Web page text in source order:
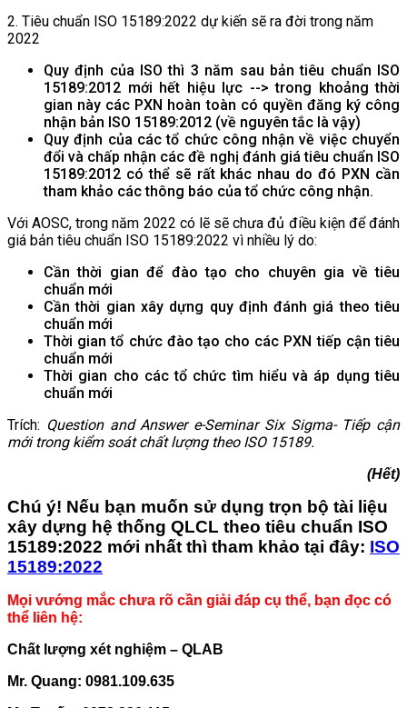
2. Tiêu chuẩn ISO 15189:2022 dự kiến sẽ ra đời trong năm
2022
Quy định của ISO thì 3 năm sau bản tiêu chuẩn ISO
15189:2012 mới hết hiệu lực --> trong khoảng thời
gian này các PXN hoàn toàn có quyền đăng ký công
nhận bản ISO 15189:2012 (về nguyên tắc là vậy)
Quy định của các tổ chức công nhận về việc chuyển
đổi và chấp nhận các đề nghị đánh giá tiêu chuẩn ISO
15189:2012 có thể sẽ rất khác nhau do đó PXN cần
tham khảo các thông báo của tổ chức công nhận.
Với AOSC, trong năm 2022 có lẽ sẽ chưa đủ điều kiện để đánh
giá bản tiêu chuẩn ISO 15189:2022 vì nhiều lý do:
Cần thời gian để đào tạo cho chuyên gia về tiêu
chuẩn mới
Cần thời gian xây dựng quy định đánh giá theo tiêu
chuẩn mới
Thời gian tổ chức đào tạo cho các PXN tiếp cận tiêu
chuẩn mới
Thời gian cho các tổ chức tìm hiểu và áp dụng tiêu
chuẩn mới
Trích: Question and Answer e-Seminar Six Sigma- Tiếp cận
mới trong kiểm soát chất lượng theo ISO 15189.
(Hết)
Chú ý! Nếu bạn muốn sử dụng trọn bộ tài liệu
xây dựng hệ thống QLCL theo tiêu chuẩn ISO
15189:2022 mới nhất thì tham khảo tại đây: ISO
15189:2022
Mọi vướng mắc chưa rõ cần giải đáp cụ thể, bạn đọc có
thể liên hệ:
Chất lượng xét nghiệm – QLAB
Mr. Quang: 0981.109.635